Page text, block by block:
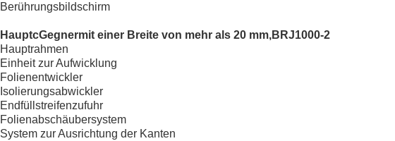
Berührungsbildschirm
HauptcGegnermit einer Breite von mehr als 20 mm,BRJ1000-2
Hauptrahmen
Einheit zur Aufwicklung
Folienentwickler
Isolierungsabwickler
Endfüllstreifenzufuhr
Folienabschäubersystem
System zur Ausrichtung der Kanten